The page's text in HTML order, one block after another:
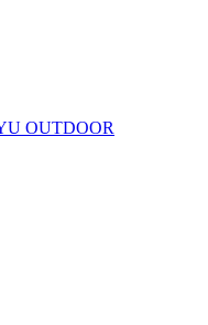
OUTDOOR